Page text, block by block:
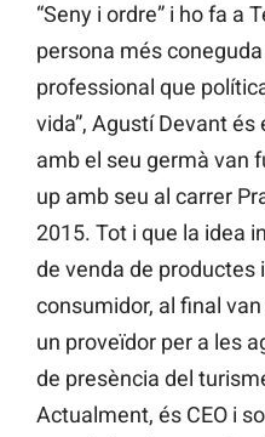
“Seny i ordre” i ho fa a
persona més
professional que
vida”, Agustí Devant
amb el seu germà van
up amb seu al carrer
2015. Tot i que la idea
de venda de productes
consumidor, al final
un proveïdor per a les
de presència del
Actualment, és CEO i